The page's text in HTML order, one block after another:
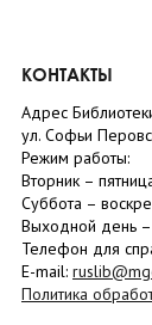
КОНТАКТЫ
Адрес
ул. Софьи
Режим работы:
Вторник –
Суббота – в
Выходной день
Телефон для
E-mail:
Политика